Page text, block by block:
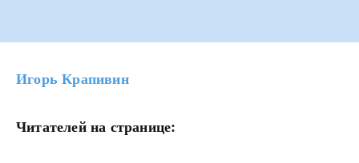
Игорь Крапивин
Читателей на странице: